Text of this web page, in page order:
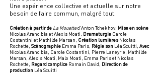
Une expérience collective et actuelle sur notre
besoin de faire commun, malgré tout.
Création à partir de La Mouetted’Anton Tchekhov, Mise en scène
Nicolas Arancibia et Alexis Moati, Dramaturgie Carole
Costantini et Mathilde Marsan, Création lumièresNicolas
Rochette, Scénographie Emma Paris, Régie son Léa Scuitti, Avec
Nicolas Arancibia, Carole Costantini, Pierre Laneyrie, Mathilde
Marsan, Alexis Moati, Malo Moati, Emma Paris et Nicolas
Rochette, Regard complice Romain David, Direction de
production Léa Scuitti